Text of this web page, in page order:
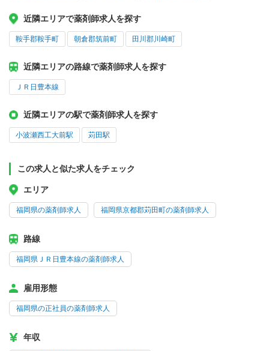
近隣エリアで薬剤師求人を探す
鞍手郡鞍手町 朝倉郡筑前町 田川郡川崎町
近隣エリアの路線で薬剤師求人を探す
ＪＲ日豊本線
近隣エリアの駅で薬剤師求人を探す
小波瀬西工大前駅 苅田駅
この求人と似た求人をチェック
エリア
福岡県の薬剤師求人 福岡県京都郡苅田町の薬剤師求人
路線
福岡県ＪＲ日豊本線の薬剤師求人
雇用形態
福岡県の正社員の薬剤師求人
年収